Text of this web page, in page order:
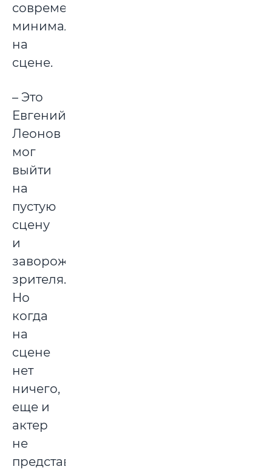
современный
минимализм
на
сцене.
– Это
Евгений
Леонов
мог
выйти
на
пустую
сцену
и
заворожить
зрителя.
Но
когда
на
сцене
нет
ничего,
еще и
актер
не
представляет